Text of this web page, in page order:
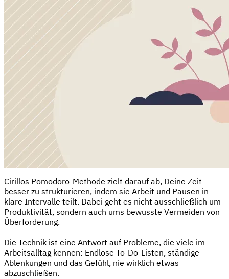
Cirillos Pomodoro-Methode zielt darauf ab, Deine Zeit
besser zu strukturieren, indem sie Arbeit und Pausen in
klare Intervalle teilt. Dabei geht es nicht ausschließlich um
Produktivität, sondern auch ums bewusste Vermeiden von
Überforderung.
Die Technik ist eine Antwort auf Probleme, die viele im
Arbeitsalltag kennen: Endlose To-Do-Listen, ständige
Ablenkungen und das Gefühl, nie wirklich etwas
abzuschließen.